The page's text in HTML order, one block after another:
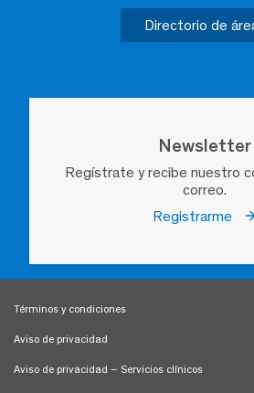
Directorio de
Newsletter
Regístrate y recibe nuestro
correo.
Registrarme
Términos y condiciones
Aviso de privacidad
Aviso de privacidad – Servicios clínicos